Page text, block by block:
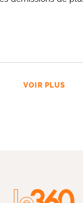
VOIR PLUS